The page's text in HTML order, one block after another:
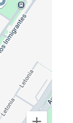
la Ciudad